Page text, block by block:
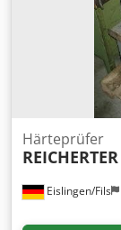
Eislingen/Fils
Härteprüfer
REICHERTER